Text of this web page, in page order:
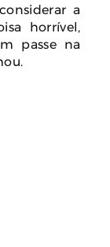
a
horrível,
passe na